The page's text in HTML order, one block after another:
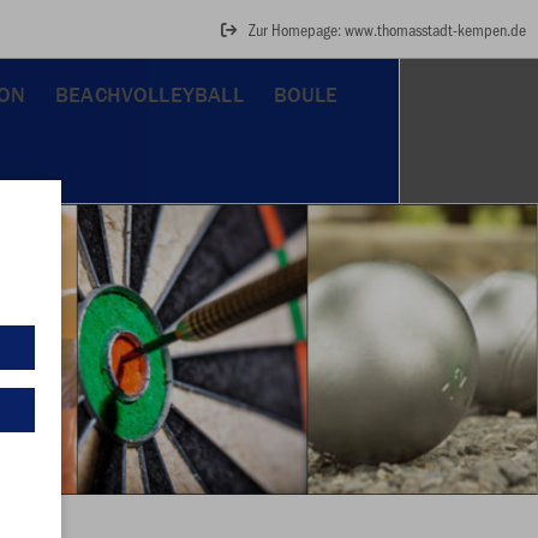
Zur Homepage: www.thomasstadt-kempen.de
BEACHVOLLEYBALL BOULE